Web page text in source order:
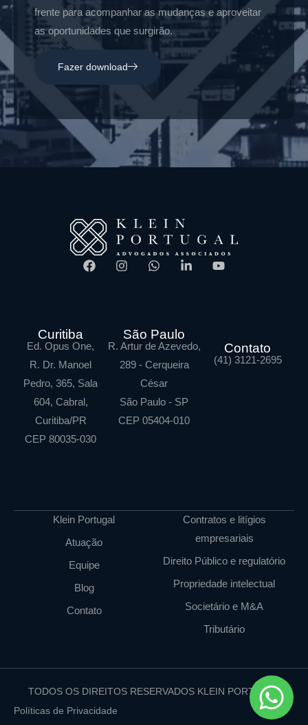
frente para acompanhar as mudanças e aproveitar
as oportunidades que surgirão.
Fazer download
Curitiba
Ed. Opus One,
R. Dr. Manoel
Pedro, 365, Sala
604, Cabral,
Curitiba/PR
CEP 80035-030
São Paulo
R. Artur de Azevedo,
289 - Cerqueira
César
São Paulo - SP
CEP 05404-010
Contato
(41) 3121-2695
Klein Portugal
Atuação
Equipe
Blog
Contato
Contratos e litígios
empresariais
Direito Público e regulatório
Propriedade intelectual
Societário e M&A
Tributário
TODOS OS DIREITOS RESERVADOS KLEIN PORTUGAL
Políticas de Privacidade